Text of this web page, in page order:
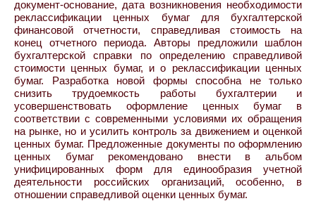
документ-основание, дата возникновения необходимости
реклассификации ценных бумаг для бухгалтерской
финансовой отчетности, справедливая стоимость на
конец отчетного периода. Авторы предложили шаблон
бухгалтерской справки по определению справедливой
стоимости ценных бумаг, и о реклассификации ценных
бумаг. Разработка новой формы способна не только
снизить трудоемкость работы бухгалтерии и
усовершенствовать оформление ценных бумаг в
соответствии с современными условиями их обращения
на рынке, но и усилить контроль за движением и оценкой
ценных бумаг. Предложенные документы по оформлению
ценных бумаг рекомендовано внести в альбом
унифицированных форм для единообразия учетной
деятельности российских организаций, особенно, в
отношении справедливой оценки ценных бумаг.